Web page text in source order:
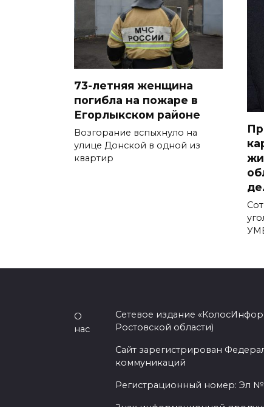
73-летняя женщина
погибла на пожаре в
Егорлыкском районе
Возгорание вспыхнуло на
улице Донской в одной из
квартир
О
нас
Сетевое издание
Ростовской области)
Сайт зарегистрирован
коммуникаций
Регистрационный номер: Эл №